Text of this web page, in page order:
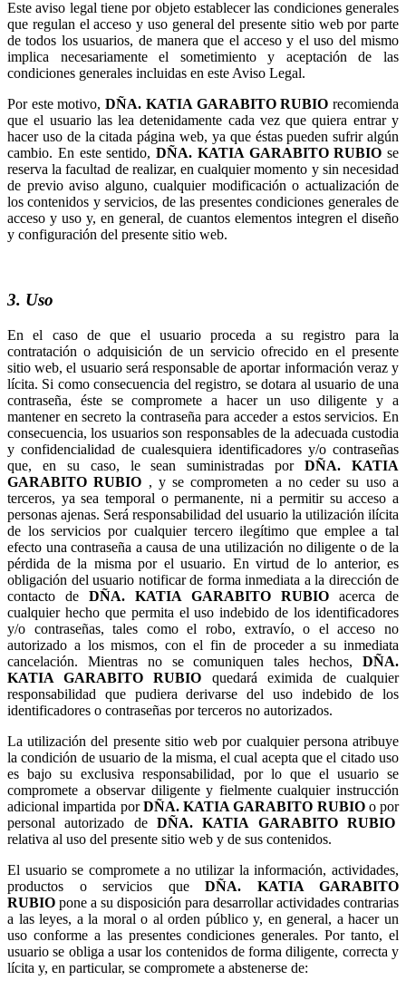
Este aviso legal tiene por objeto establecer las condiciones generales
que regulan el acceso y uso general del presente sitio web por parte
de todos los usuarios, de manera que el acceso y el uso del mismo
implica necesariamente el sometimiento y aceptación de las
condiciones generales incluidas en este Aviso Legal.
Por este motivo,
recomienda
que el usuario las lea detenidamente cada vez que quiera entrar y
hacer uso de la citada página web, ya que éstas pueden sufrir algún
cambio. En este sentido,
se
reserva la facultad de realizar, en cualquier momento y sin necesidad
de previo aviso alguno, cualquier modificación o actualización de
los contenidos y servicios, de las presentes condiciones generales de
acceso y uso y, en general, de cuantos elementos integren el diseño
y configuración del presente sitio web.
3. Uso
En el caso de que el usuario proceda a su registro para la
contratación o adquisición de un servicio ofrecido en el presente
sitio web, el usuario será responsable de aportar información veraz y
lícita. Si como consecuencia del registro, se dotara al usuario de una
contraseña, éste se compromete a hacer un uso diligente y a
mantener en secreto la contraseña para acceder a estos servicios. En
consecuencia, los usuarios son responsables de la adecuada custodia
y confidencialidad de cualesquiera identificadores y/o contraseñas
que, en su caso, le sean suministradas por
, y se comprometen a no ceder su uso a
terceros, ya sea temporal o permanente, ni a permitir su acceso a
personas ajenas. Será responsabilidad del usuario la utilización ilícita
de los servicios por cualquier tercero ilegítimo que emplee a tal
efecto una contraseña a causa de una utilización no diligente o de la
pérdida de la misma por el usuario. En virtud de lo anterior, es
obligación del usuario notificar de forma inmediata a la dirección de
contacto de
acerca de
cualquier hecho que permita el uso indebido de los identificadores
y/o contraseñas, tales como el robo, extravío, o el acceso no
autorizado a los mismos, con el fin de proceder a su inmediata
cancelación. Mientras no se comuniquen tales hechos,
quedará eximida de cualquier
responsabilidad que pudiera derivarse del uso indebido de los
identificadores o contraseñas por terceros no autorizados.
La utilización del presente sitio web por cualquier persona atribuye
la condición de usuario de la misma, el cual acepta que el citado uso
es bajo su exclusiva responsabilidad, por lo que el usuario se
compromete a observar diligente y fielmente cualquier instrucción
adicional impartida por
o por
personal autorizado de
relativa al uso del presente sitio web y de sus contenidos.
El usuario se compromete a no utilizar la información, actividades,
productos o servicios que
pone a su disposición para desarrollar actividades contrarias
a las leyes, a la moral o al orden público y, en general, a hacer un
uso conforme a las presentes condiciones generales. Por tanto, el
usuario se obliga a usar los contenidos de forma diligente, correcta y
lícita y, en particular, se compromete a abstenerse de: